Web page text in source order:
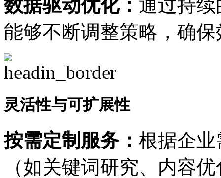
数据驱动优化： 通过持
能够不断调整策略，确
灵活性与可扩展性
按需定制服务： 根据企业
（如关键词研究、内容